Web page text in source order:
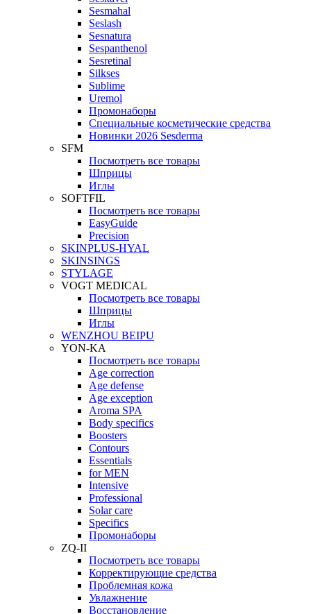
Sesmahal
Seslash
Sesnatura
Sespanthenol
Sesretinal
Silkses
Sublime
Uremol
Промонаборы
Специальные косметические средства
Новинки 2026 Sesderma
SFM
Посмотреть все товары
Шприцы
Иглы
SOFTFIL
Посмотреть все товары
EasyGuide
Precision
SKINPLUS-HYAL
SKINSINGS
STYLAGE
VOGT MEDICAL
Посмотреть все товары
Шприцы
Иглы
WENZHOU BEIPU
YON-KA
Посмотреть все товары
Age correction
Age defense
Age exception
Aroma SPA
Body specifics
Boosters
Contours
Essentials
for MEN
Intensive
Professional
Solar care
Specifics
Промонаборы
ZQ-II
Посмотреть все товары
Корректирующие средства
Проблемная кожа
Увлажнение
Восстановление